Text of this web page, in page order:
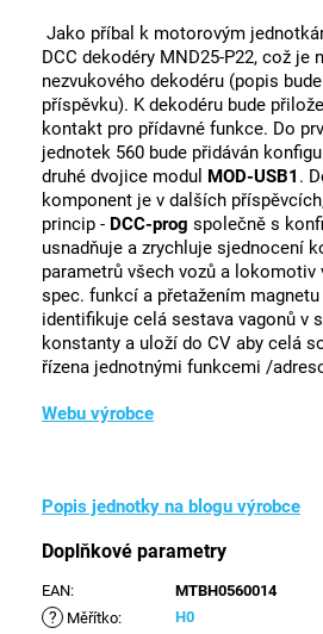
Jako příbal k motorovým
DCC dekodéry MND25-P22, což je
nezvukového dekodéru (popis
příspěvku). K dekodéru bude
kontakt pro přídavné funkce. Do
jednotek 560 bude přidáván
druhé dvojice modul
MOD-USB1 .
komponent je v dalších
princip - DCC-prog společně s
usnadňuje a zrychluje sjednocení
parametrů všech vozů a lokomotiv
spec. funkcí a přetažením
identifikuje celá sestava vagonů v
konstanty a uloží do CV aby celá
řízena jednotnými funkcemi /
Webu výrobce
Popis jednotky na blogu výrobce
Doplňkové parametry
EAN: MTBH0560014
? Měřítko: H0